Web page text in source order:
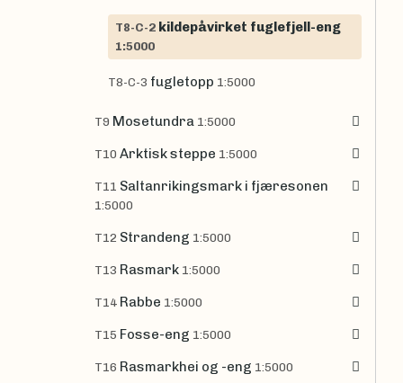
T8-C-2 kildepåvirket fuglefjell-eng
1:5000
T8-C-3 fugletopp 1:5000
T9 Mosetundra 1:5000
T10 Arktisk steppe 1:5000
T11 Saltanrikingsmark i fjæresonen
1:5000
T12 Strandeng 1:5000
T13 Rasmark 1:5000
T14 Rabbe 1:5000
T15 Fosse-eng 1:5000
T16 Rasmarkhei og -eng 1:5000